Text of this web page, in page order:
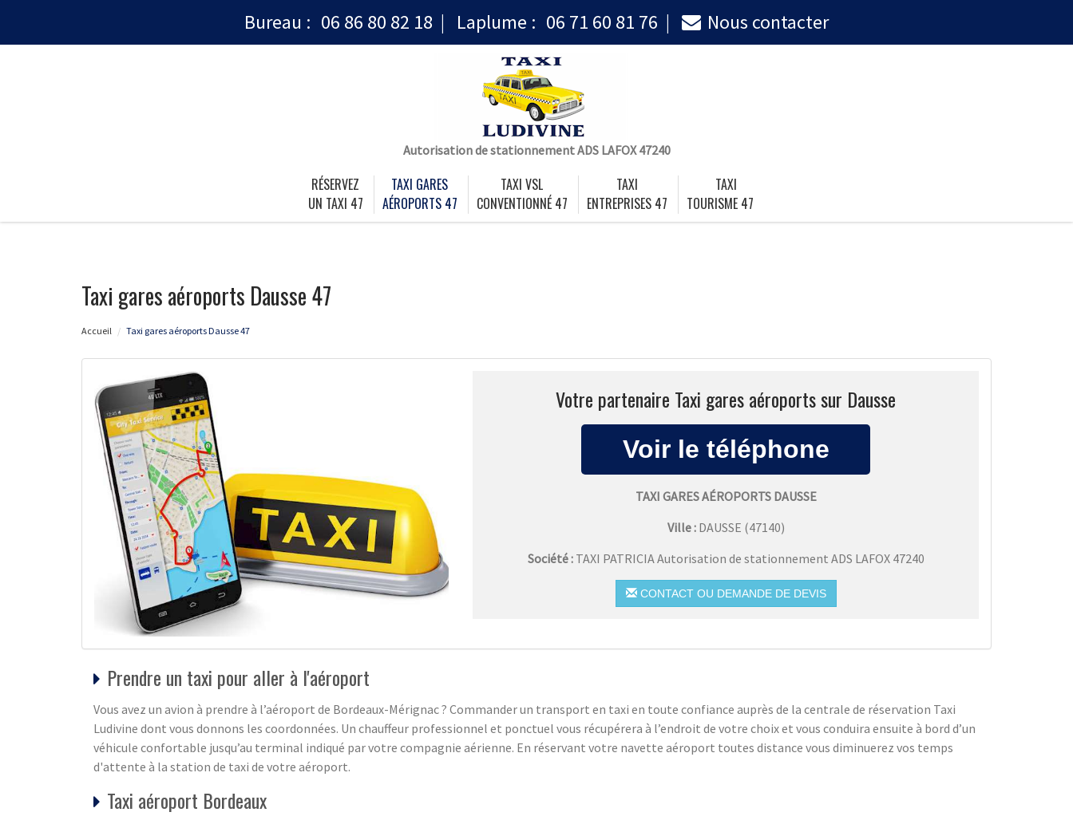
Bureau : 06 86 80 82 18 Laplume : 06 71 60 81 76 Nous contacter
Autorisation de stationnement ADS LAFOX 47240
RÉSERVEZ
UN TAXI 47
TAXI GARES
AÉROPORTS 47
TAXI VSL
CONVENTIONNÉ 47
TAXI
ENTREPRISES 47
TAXI
TOURISME 47
Taxi gares aéroports Dausse 47
Accueil Taxi gares aéroports Dausse 47
Votre partenaire Taxi gares aéroports sur Dausse
TAXI GARES AÉROPORTS DAUSSE
Ville : DAUSSE (47140)
Société : TAXI PATRICIA Autorisation de stationnement ADS LAFOX 47240
CONTACT OU DEMANDE DE DEVIS
Prendre un taxi pour aller à l'aéroport
Vous avez un avion à prendre à l’aéroport de Bordeaux-Mérignac ? Commander un transport en taxi en toute confiance auprès de la centrale de réservation Taxi
Ludivine dont vous donnons les coordonnées. Un chauffeur professionnel et ponctuel vous récupérera à l’endroit de votre choix et vous conduira ensuite à bord d’un
véhicule confortable jusqu’au terminal indiqué par votre compagnie aérienne. En réservant votre navette aéroport toutes distance vous diminuerez vos temps
d'attente à la station de taxi de votre aéroport.
Taxi aéroport Bordeaux